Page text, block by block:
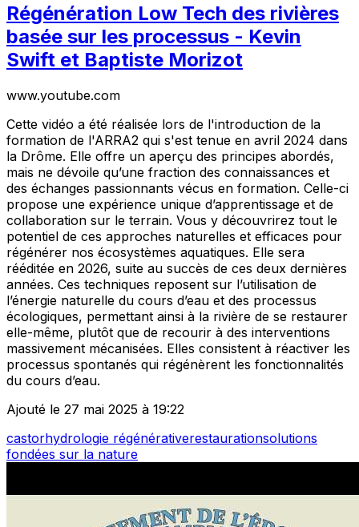
Régénération Low Tech des rivières
basée sur les processus - Kevin
Swift et Baptiste Morizot
www.youtube.com
Cette vidéo a été réalisée lors de l'introduction de la
formation de l'ARRA2 qui s'est tenue en avril 2024 dans
la Drôme. Elle offre un aperçu des principes abordés,
mais ne dévoile qu’une fraction des connaissances et
des échanges passionnants vécus en formation. Celle-ci
propose une expérience unique d’apprentissage et de
collaboration sur le terrain. Vous y découvrirez tout le
potentiel de ces approches naturelles et efficaces pour
régénérer nos écosystèmes aquatiques. Elle sera
rééditée en 2026, suite au succès de ces deux dernières
années. Ces techniques reposent sur l’utilisation de
l’énergie naturelle du cours d’eau et des processus
écologiques, permettant ainsi à la rivière de se restaurer
elle-même, plutôt que de recourir à des interventions
massivement mécanisées. Elles consistent à réactiver les
processus spontanés qui régénèrent les fonctionnalités
du cours d’eau.
Ajouté le 27 mai 2025 à 19:22
castorhydrologie régénérativerestaurationsolutions
fondées sur la nature